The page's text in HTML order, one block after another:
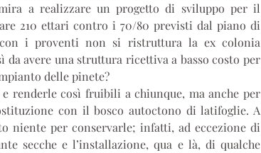
a realizzare un progetto di sviluppo per il
210 ettari contro i 70/80 previsti dal piano di
con i proventi non si ristruttura la ex colonia
avere una struttura ricettiva a basso costo per
delle pinete?
renderle così fruibili a chiunque, ma anche per
con il bosco autoctono di latifoglie. A
niente per conservarle; infatti, ad eccezione di
secche e l’installazione, qua e là, di qualche